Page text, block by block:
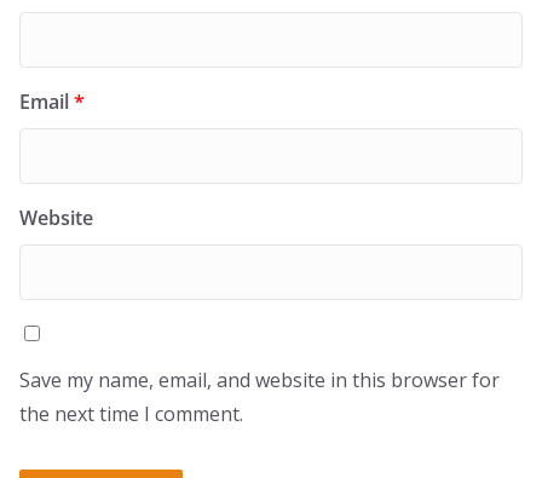
Email*
Website
Save my name, email, and website in this browser for
the next time I comment.